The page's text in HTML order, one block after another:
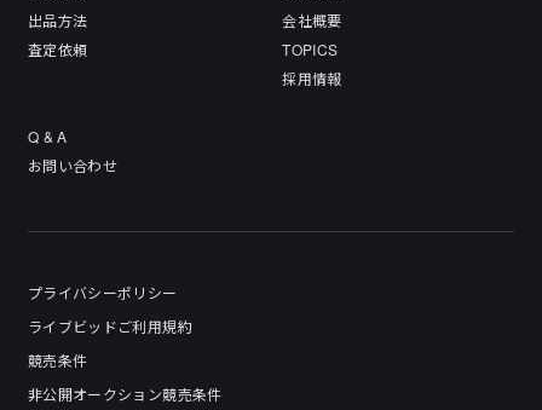
出品方法
査定依頼
会社概要
TOPICS
採用情報
Q & A
お問い合わせ
プライバシーポリシー
ライブビッドご利用規約
競売条件
非公開オークション競売条件